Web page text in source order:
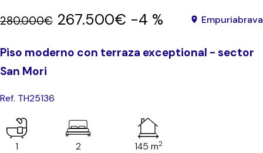
280.000€ 267.500€ -4 % Empuriabrava
Piso moderno con terraza exceptional - sector
San Mori
Ref. TH25136
1 2 145 m2